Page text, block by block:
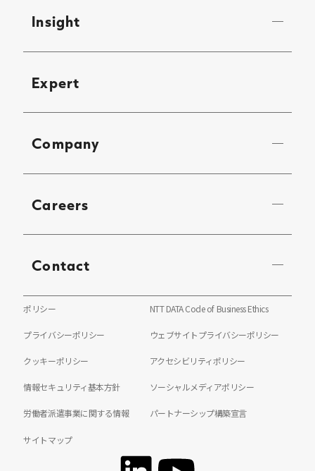
Insight
Expert
Company
Careers
Contact
ポリシー NTT DATA Code of Business Ethics
プライバシーポリシー ウェブサイトプライバシーポリシー
クッキーポリシー アクセシビリティポリシー
情報セキュリティ基本方針 ソーシャルメディアポリシー
労働者派遣事業に関する情報 パートナーシップ構築宣言
サイトマップ